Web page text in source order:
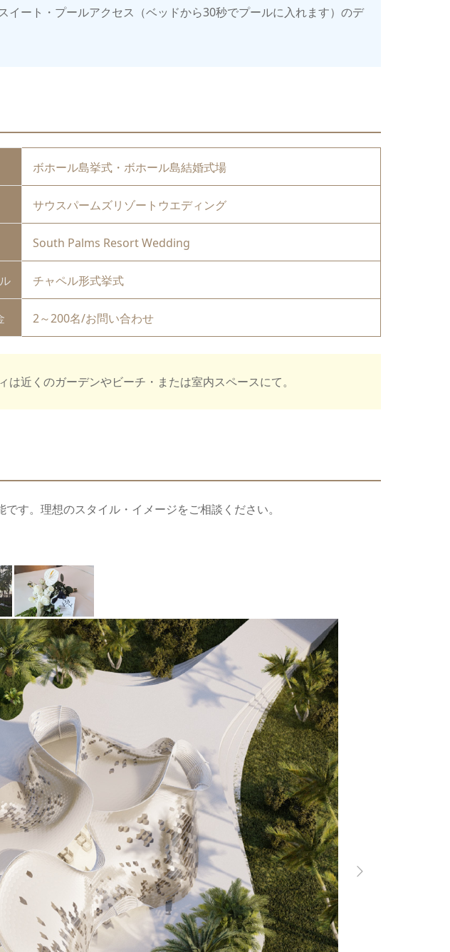
ート・プールアクセス（ベッドから30秒でプールに入れます）のデ
ボホール島挙式・ボホール島結婚式場
サウスパームズリゾートウエディング
South Palms Resort Wedding
チャペル形式挙式
2～200名/お問い合わせ
近くのガーデンやビーチ・または室内スペースにて。
す。理想のスタイル・イメージをご相談ください。